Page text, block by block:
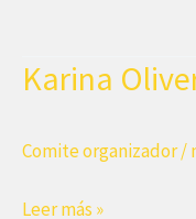
Karina
Comite organizador/
Karina
Leer más »